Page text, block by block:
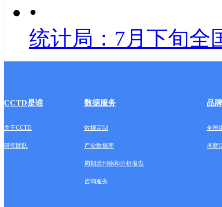
•
统计局：7月下旬全
CCTD是谁 数据服务 品
关于CCTD 数据定制 全国
研究团队 产业数据库 考察
周期类刊物和分析报告
咨询服务